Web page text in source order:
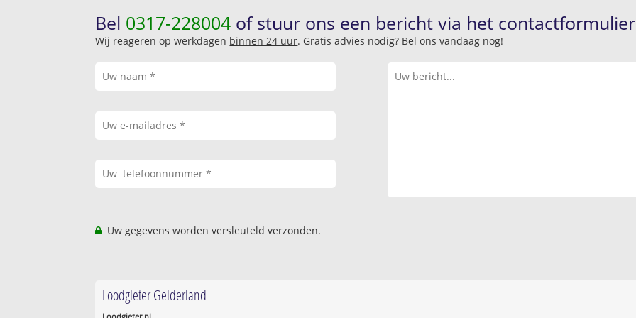
Bel 0317-228004 of stuur ons een bericht via het
Wij reageren op werkdagen binnen 24 uur. Gratis advies nodig? Bel ons vandaag nog!
Uw gegevens worden versleuteld verzonden.
Loodgieter Gelderland